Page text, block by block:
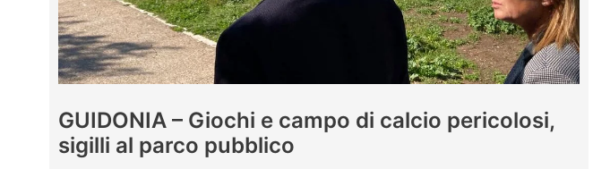
GUIDONIA – Giochi e campo di calcio pericolosi,
sigilli al parco pubblico